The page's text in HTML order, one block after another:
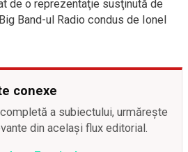
de o reprezentaţie susţinută de
Band-ul Radio condus de Ionel
conexe
a subiectului, urmărește
din același flux editorial.